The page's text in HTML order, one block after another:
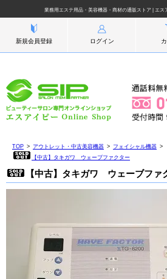
業務用エステ用品・美容機器・商材の通販ストア | エス
新規会員登録 ログイン
TOP アウトレット・中古美容機器
フェイシャル機器
【中古】タキガワ ウェーブファクター
【中古】タキガワ ウェーブファ